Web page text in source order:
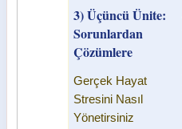
3) Üçüncü Ünite:
Sorunlardan
Çözümlere
Gerçek Hayat
Stresini Nasıl
Yönetirsiniz